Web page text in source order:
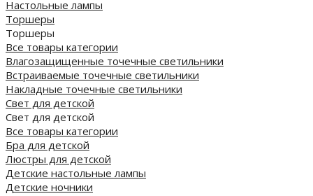
Настольные лампы
Торшеры
Торшеры
Все товары категории
Влагозащищенные точечные светильники
Встраиваемые точечные светильники
Накладные точечные светильники
Свет для детской
Свет для детской
Все товары категории
Бра для детской
Люстры для детской
Детские настольные лампы
Детские ночники